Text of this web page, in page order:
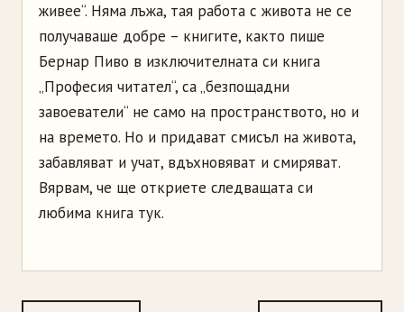
живее“. Няма лъжа, тая работа с живота не се
получаваше добре – книгите, както пише
Бернар Пиво в изключителната си книга
„Професия читател“, са „безпощадни
завоеватели“ не само на пространството, но и
на времето. Но и придават смисъл на живота,
забавляват и учат, вдъхновяват и смиряват.
Вярвам, че ще откриете следващата си
любима книга тук.